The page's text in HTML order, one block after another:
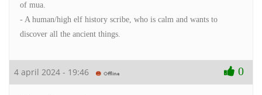
of mua.
- A human/high elf history scribe, who is calm and wants to
discover all the ancient things.
4 april 2024 - 19:46 0